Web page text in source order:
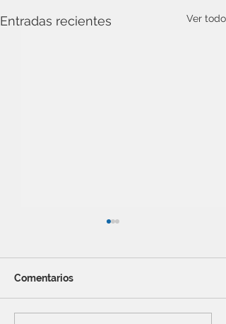
Entradas recientes Ver todo
Comentarios